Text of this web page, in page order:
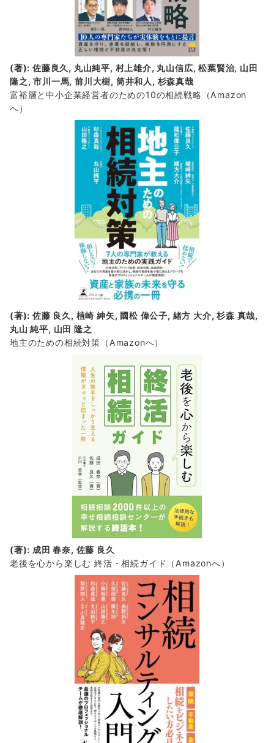
(著): 佐藤良久, 丸山純平, 村上雄介, 丸山信広, 松葉賢治, 山田
隆之, 市川一馬, 前川大樹, 筒井和人, 杉森真哉
富裕層と中小企業経営者のための10の相続戦略 （Amazon
へ）
(著): 佐藤 良久, 植崎 紳矢, 國松 偉公子, 緒方 大介, 杉森 真哉,
丸山 純平, 山田 隆之
地主のための相続対策 （Amazonへ）
(著): 成田 春奈, 佐藤 良久
老後を心から楽しむ 終活・相続ガイド
（Amazonへ）